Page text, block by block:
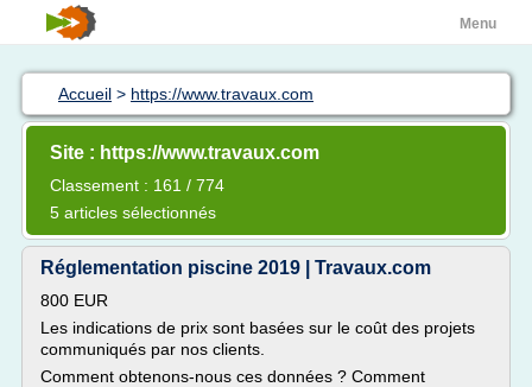
Menu
Accueil > https://www.travaux.com
Site : https://www.travaux.com
Classement : 161 / 774
5 articles sélectionnés
Réglementation piscine 2019 | Travaux.com
800 EUR
Les indications de prix sont basées sur le coût des projets
communiqués par nos clients.
Comment obtenons-nous ces données ? Comment